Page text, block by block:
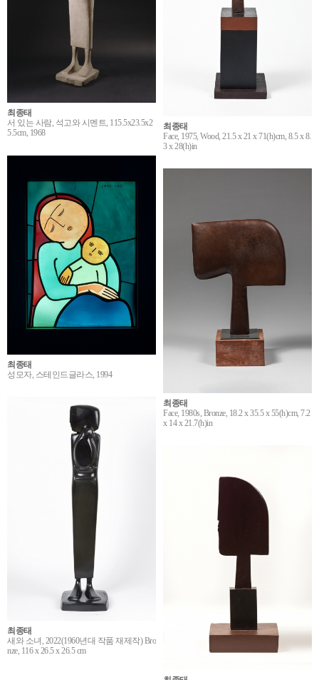
최종태
서 있는 사람, 석고와 시멘트, 115.5x23.5x2
5.5cm, 1968
최종태
Face, 1975, Wood, 21.5 x 21 x 71(h)cm, 8.5 x 8.
3 x 28(h)in
최종태
성모자, 스테인드글라스, 1994
최종태
Face, 1980s, Bronze, 18.2 x 35.5 x 55(h)cm, 7.2
x 14 x 21.7(h)in
최종태
새와 소녀, 2022(1960년대 작품 재제작) Bro
nze, 116 x 26.5 x 26.5 cm